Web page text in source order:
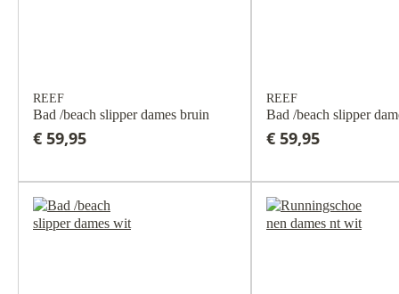
REEF
Bad /beach slipper dames bruin
€ 59,95
REEF
Bad /beach slipper
€ 59,95